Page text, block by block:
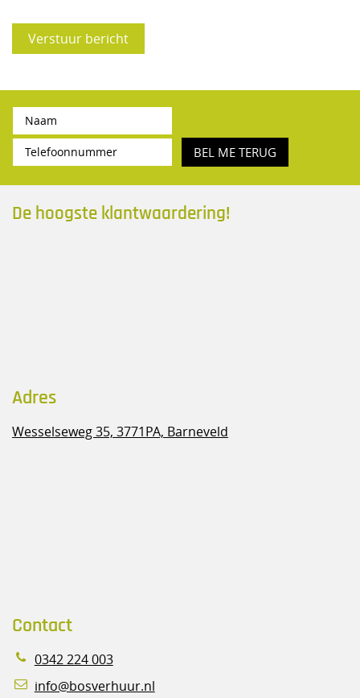
Verstuur bericht
BEL ME TERUG
De hoogste klantwaardering!
Adres
Wesselseweg 35, 3771PA, Barneveld
Contact
0342 224 003
info@bosverhuur.nl